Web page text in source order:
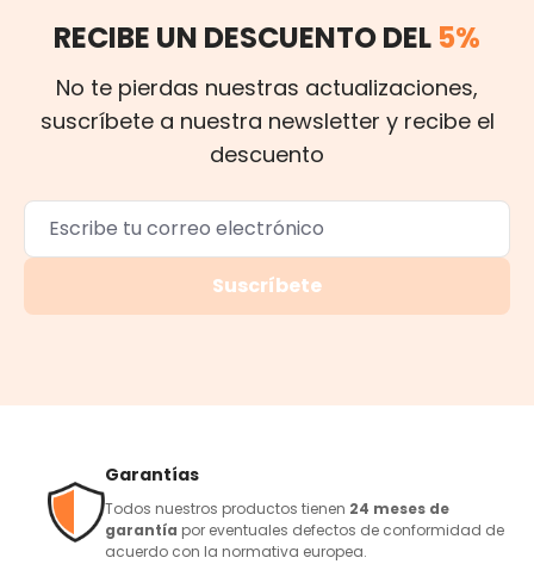
RECIBE UN DESCUENTO DEL 5%
No te pierdas nuestras actualizaciones,
suscríbete a nuestra newsletter y recibe el
descuento
Suscríbete
Garantías
Todos nuestros productos tienen 24 meses de
garantía por eventuales defectos de conformidad de
acuerdo con la normativa europea.